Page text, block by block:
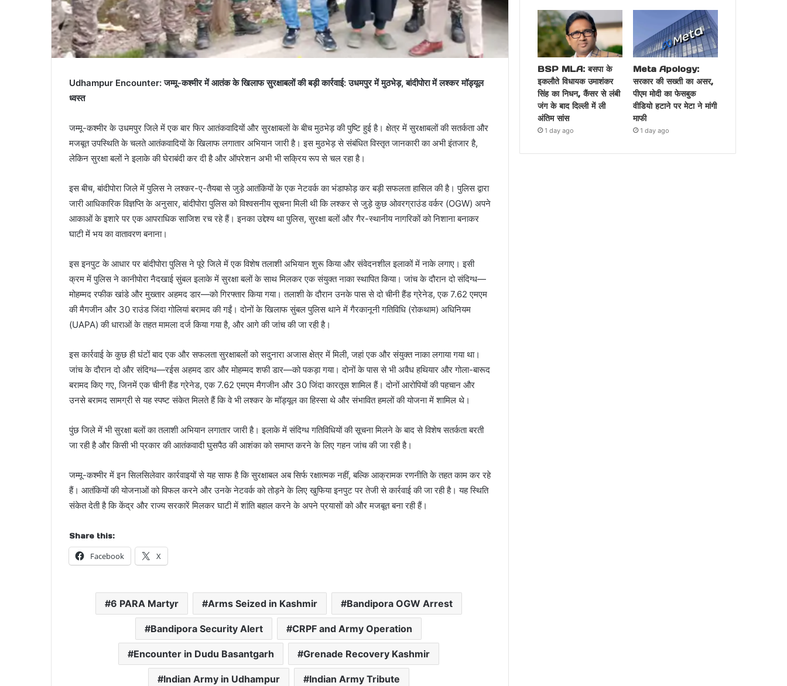
Udhampur Encounter: जम्मू-कश्मीर में आतंक के खिलाफ सुरक्षाबलों की बड़ी कार्रवाई: उधमपुर में मुठभेड़, बांदीपोरा में लश्कर मॉड्यूल
ध्वस्त
जम्मू-कश्मीर के उधमपुर जिले में एक बार फिर आतंकवादियों और सुरक्षाबलों के बीच मुठभेड़ की पुष्टि हुई है। क्षेत्र में सुरक्षाबलों की सतर्कता और
मजबूत उपस्थिति के चलते आतंकवादियों के खिलाफ लगातार अभियान जारी है। इस मुठभेड़ से संबंधित विस्तृत जानकारी का अभी इंतजार है,
लेकिन सुरक्षा बलों ने इलाके की घेराबंदी कर दी है और ऑपरेशन अभी भी सक्रिय रूप से चल रहा है।
इस बीच, बांदीपोरा जिले में पुलिस ने लश्कर-ए-तैयबा से जुड़े आतंकियों के एक नेटवर्क का भंडाफोड़ कर बड़ी सफलता हासिल की है। पुलिस द्वारा
जारी आधिकारिक विज्ञप्ति के अनुसार, बांदीपोरा पुलिस को विश्वसनीय सूचना मिली थी कि लश्कर से जुड़े कुछ ओवरग्राउंड वर्कर (OGW) अपने
आकाओं के इशारे पर एक आपराधिक साजिश रच रहे हैं। इनका उद्देश्य था पुलिस, सुरक्षा बलों और गैर-स्थानीय नागरिकों को निशाना बनाकर
घाटी में भय का वातावरण बनाना।
इस इनपुट के आधार पर बांदीपोरा पुलिस ने पूरे जिले में एक विशेष तलाशी अभियान शुरू किया और संवेदनशील इलाकों में नाके लगाए। इसी
क्रम में पुलिस ने कानीपोरा नैदखाई सुंबल इलाके में सुरक्षा बलों के साथ मिलकर एक संयुक्त नाका स्थापित किया। जांच के दौरान दो संदिग्ध—
मोहम्मद रफीक खांडे और मुख्तार अहमद डार—को गिरफ्तार किया गया। तलाशी के दौरान उनके पास से दो चीनी हैंड ग्रेनेड, एक 7.62 एमएम
की मैगजीन और 30 राउंड जिंदा गोलियां बरामद की गईं। दोनों के खिलाफ सुंबल पुलिस थाने में गैरकानूनी गतिविधि (रोकथाम) अधिनियम
(UAPA) की धाराओं के तहत मामला दर्ज किया गया है, और आगे की जांच की जा रही है।
इस कार्रवाई के कुछ ही घंटों बाद एक और सफलता सुरक्षाबलों को सदुनारा अजास क्षेत्र में मिली, जहां एक और संयुक्त नाका लगाया गया था।
जांच के दौरान दो और संदिग्ध—रईस अहमद डार और मोहम्मद शफी डार—को पकड़ा गया। दोनों के पास से भी अवैध हथियार और गोला-बारूद
बरामद किए गए, जिनमें एक चीनी हैंड ग्रेनेड, एक 7.62 एमएम मैगजीन और 30 जिंदा कारतूस शामिल हैं। दोनों आरोपियों की पहचान और
उनसे बरामद सामग्री से यह स्पष्ट संकेत मिलते हैं कि वे भी लश्कर के मॉड्यूल का हिस्सा थे और संभावित हमलों की योजना में शामिल थे।
पुंछ जिले में भी सुरक्षा बलों का तलाशी अभियान लगातार जारी है। इलाके में संदिग्ध गतिविधियों की सूचना मिलने के बाद से विशेष सतर्कता बरती
जा रही है और किसी भी प्रकार की आतंकवादी घुसपैठ की आशंका को समाप्त करने के लिए गहन जांच की जा रही है।
जम्मू-कश्मीर में इन सिलसिलेवार कार्रवाइयों से यह साफ है कि सुरक्षाबल अब सिर्फ रक्षात्मक नहीं, बल्कि आक्रामक रणनीति के तहत काम कर रहे
हैं। आतंकियों की योजनाओं को विफल करने और उनके नेटवर्क को तोड़ने के लिए खुफिया इनपुट पर तेजी से कार्रवाई की जा रही है। यह स्थिति
संकेत देती है कि केंद्र और राज्य सरकारें मिलकर घाटी में शांति बहाल करने के अपने प्रयासों को और मजबूत बना रही हैं।
Share this:
Facebook X
6 PARA Martyr Arms Seized in Kashmir Bandipora OGW Arrest
Bandipora Security Alert CRPF and Army Operation
Encounter in Dudu Basantgarh Grenade Recovery Kashmir
Indian Army in Udhampur Indian Army Tribute
BSP MLA: बसपा के
इकलौते विधायक उमाशंकर
सिंह का निधन, कैंसर से लंबी
जंग के बाद दिल्ली में ली
अंतिम सांस
1 day ago
Meta Apology:
सरकार की सख्ती का असर,
पीएम मोदी का फेसबुक
वीडियो हटाने पर मेटा ने मांगी
माफी
1 day ago